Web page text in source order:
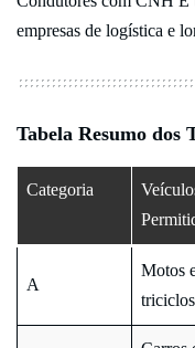
empresas de logística e
Tabela Resumo dos
Categoria
A
Motos
triciclos